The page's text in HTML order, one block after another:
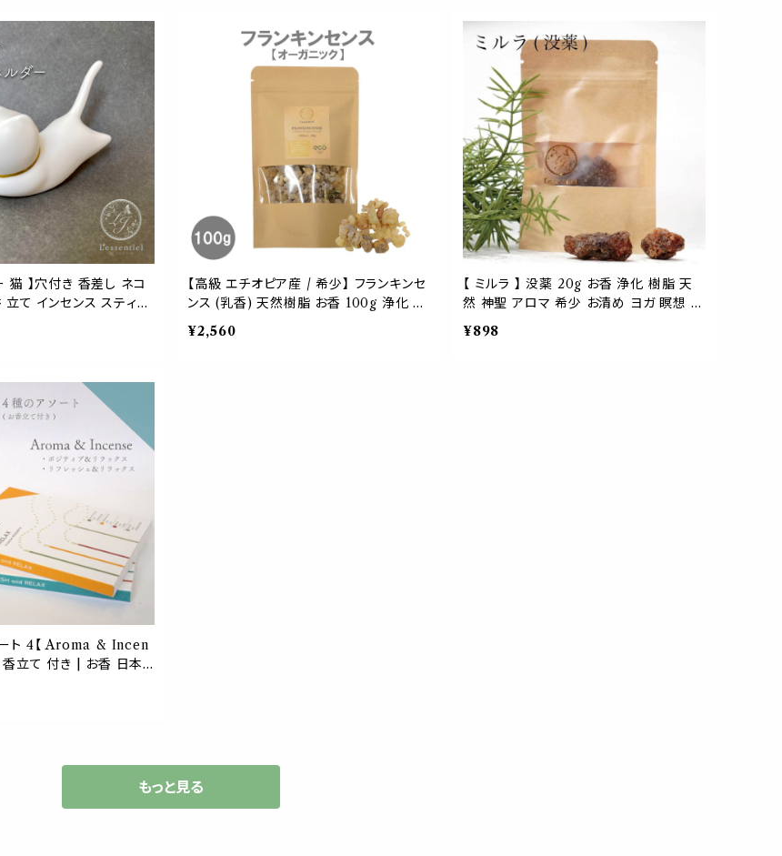
猫 】穴付き 香差し ネコ
て インセンス スティッ
フ ペット インテリア 浄
テリア 小物 エネルギー
【高級 エチオピア産 / 希少】 フランキンセ
ンス (乳香) 天然樹脂 お香 100g 浄化 お
清め ヨガ 瞑想 試験 集中 勉強 幸運 神
聖 香り
¥2,560
【 ミルラ 】 没薬 20g お香 浄化 樹脂 天
然 神聖 アロマ 希少 お清め ヨガ 瞑想 メ
ディテーション リラックス 集中
¥898
ト 4【 Aroma & Incen
香立て 付き | お香 日本
し お盆 フレグランス
ポケット リラックス リ
もっと見る